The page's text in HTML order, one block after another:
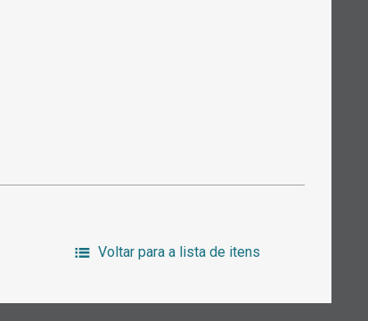
Voltar para a lista de itens